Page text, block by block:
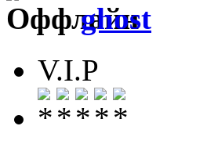
ghost
V.I.P